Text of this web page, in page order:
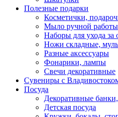
Полезные подарки
Косметички,
Мыло ручной работы
Наборы для ухода за
Ножи складные,
Разные аксессуары
Фонарики, лампы
Свечи декоративные
Сувениры с
Посуда
Декоративные
Детская посуда